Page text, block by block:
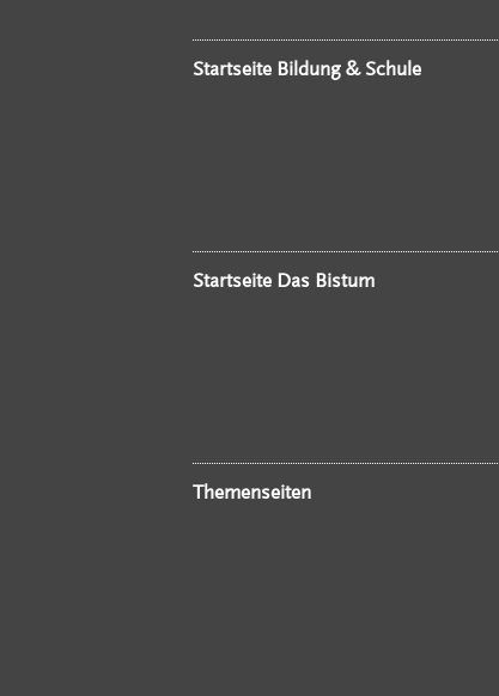
Startseite Bildung & Schule
Startseite Das Bistum
Themenseiten